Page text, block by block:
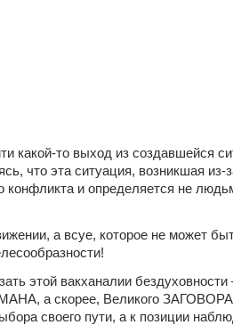
какой-то выход из создавшейся
что эта ситуация, возникшая
конфликта и определяется не
а всуе, которое не может
этой вакханалии
а скорее, Великого
своего пути, а к позиции